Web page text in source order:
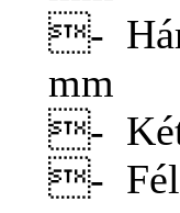
-
mm
-
-